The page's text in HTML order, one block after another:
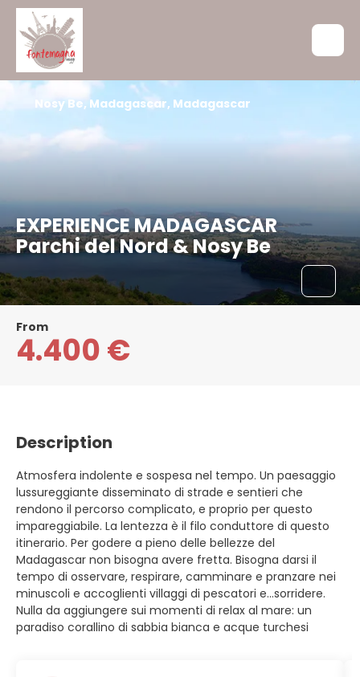
EXPERIENCE MADAGASCAR
Parchi del Nord & Nosy Be
Nosy Be, Madagascar, Madagascar
From
4.400 €
Description
Atmosfera indolente e sospesa nel tempo. Un paesaggio
lussureggiante disseminato di strade e sentieri che
rendono il percorso complicato, e proprio per questo
impareggiabile. La lentezza è il filo conduttore di questo
itinerario. Per godere a pieno delle bellezze del
Madagascar non bisogna avere fretta. Bisogna darsi il
tempo di osservare, respirare, camminare e pranzare nei
minuscoli e accoglienti villaggi di pescatori e…sorridere.
Nulla da aggiungere sui momenti di relax al mare: un
paradiso corallino di sabbia bianca e acque turchesi